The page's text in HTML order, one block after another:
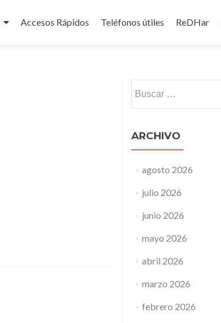
Accesos Rápidos Teléfonos útiles ReDHar
ARCHIVO
agosto 2026
julio 2026
junio 2026
mayo 2026
abril 2026
marzo 2026
febrero 2026